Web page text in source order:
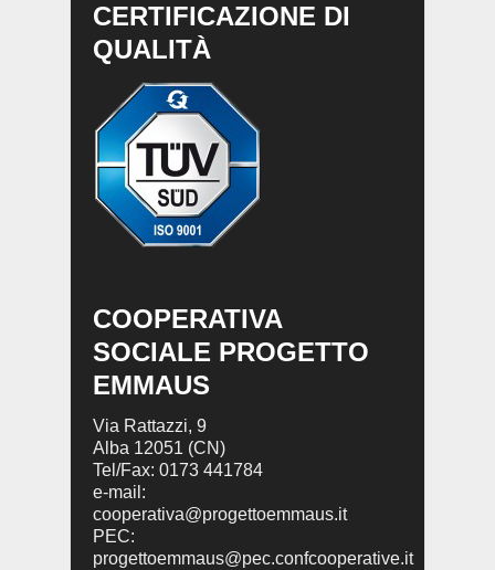
CERTIFICAZIONE DI
QUALITÀ
COOPERATIVA
SOCIALE PROGETTO
EMMAUS
Via Rattazzi, 9
Alba 12051 (CN)
Tel/Fax: 0173 441784
e-mail:
cooperativa@progettoemmaus.it
PEC:
progettoemmaus@pec.confcooperative.it